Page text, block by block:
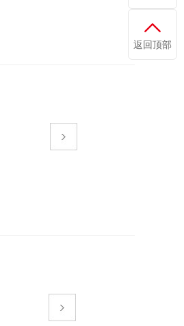
返回顶部